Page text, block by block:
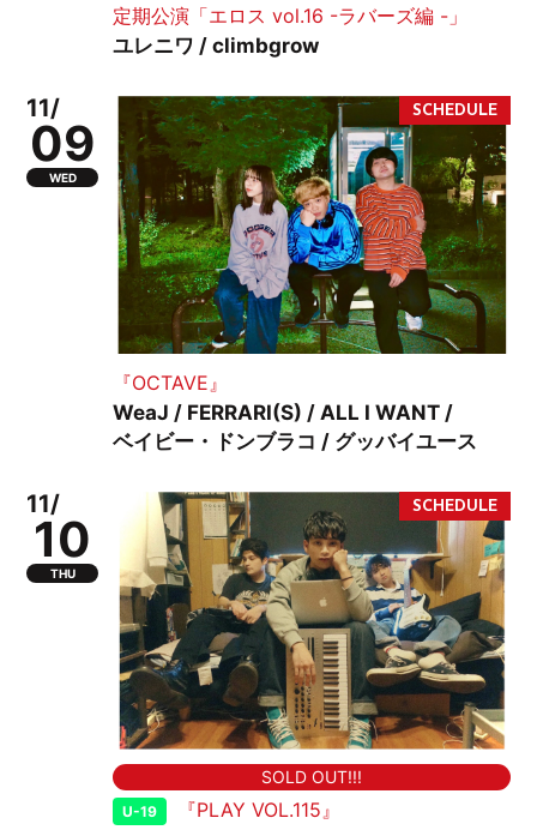
定期公演「エロス vol.16 -ラバーズ編 -」
ユレニワ / climbgrow
11/
09
WED
『OCTAVE』
WeaJ / FERRARI(S) / ALL I WANT /
ベイビー・ドンブラコ / グッバイユース
11/
10
THU
SOLD OUT!!!
U-19
『PLAY VOL.115』